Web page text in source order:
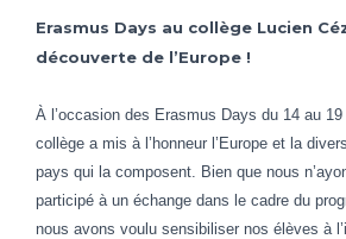
Erasmus Days au collège Lucien
découverte de l’Europe !
À l’occasion des Erasmus Days du 14 au
collège a mis à l’honneur l’Europe et la
pays qui la composent. Bien que nous
participé à un échange dans le cadre du
nous avons voulu sensibiliser nos élèves à